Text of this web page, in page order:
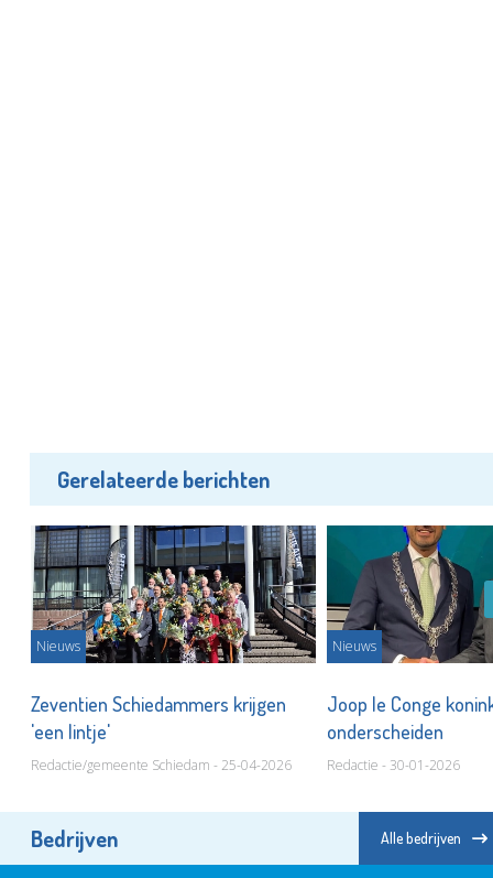
Gerelateerde berichten
Nieuws
Zeventien Schiedammers krijgen
'een lintje'
Redactie/gemeente Schiedam - 25-04-2026
Nieuws
Joop le Conge
onderscheiden
Redactie - 30-01-2026
Bedrijven Alle bedrijven